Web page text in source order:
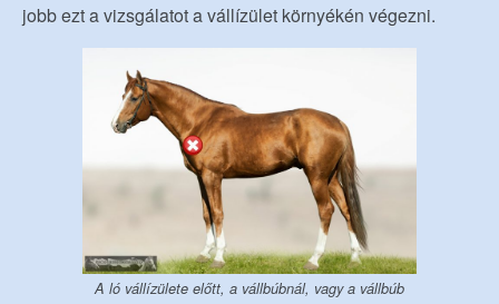
jobb ezt a vizsgálatot a vállízület környékén végezni.
A ló vállízülete előtt, a vállbúbnál, vagy a vállbúb